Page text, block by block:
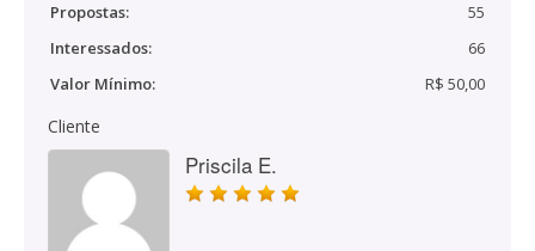
Propostas:
55
Interessados:
66
Valor Mínimo:
R$ 50,00
Cliente
Priscila E.